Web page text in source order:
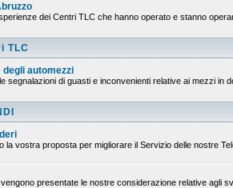
dei Centri TLC che hanno operato e stanno
TLC
degli automezzi
segnalazioni di guasti e inconvenienti relative ai mezzi in
la vostra proposta per migliorare il Servizio delle nostre
presentate le nostre considerazione relative agli